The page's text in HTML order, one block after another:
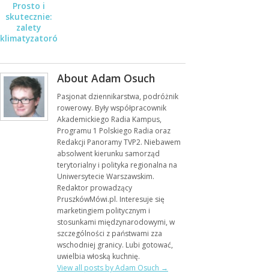
Prosto i
skutecznie:
zalety
klimatyzatorów
biur
About Adam Osuch
Pasjonat dziennikarstwa, podróżnik
rowerowy. Były współpracownik
Akademickiego Radia Kampus,
Programu 1 Polskiego Radia oraz
Redakcji Panoramy TVP2. Niebawem
absolwent kierunku samorząd
terytorialny i polityka regionalna na
Uniwersytecie Warszawskim.
Redaktor prowadzący
PruszkówMówi.pl. Interesuje się
marketingiem politycznym i
stosunkami międzynarodowymi, w
szczególności z państwami zza
wschodniej granicy. Lubi gotować,
uwielbia włoską kuchnię.
View all posts by Adam Osuch →